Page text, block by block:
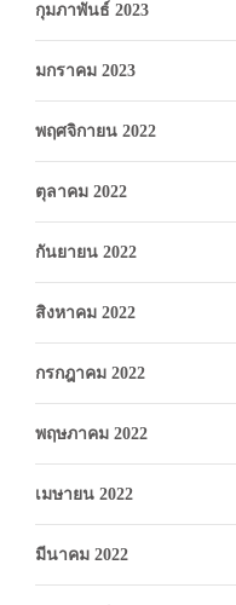
กุมภาพันธ์ 2023
มกราคม 2023
พฤศจิกายน 2022
ตุลาคม 2022
กันยายน 2022
สิงหาคม 2022
กรกฎาคม 2022
พฤษภาคม 2022
เมษายน 2022
มีนาคม 2022